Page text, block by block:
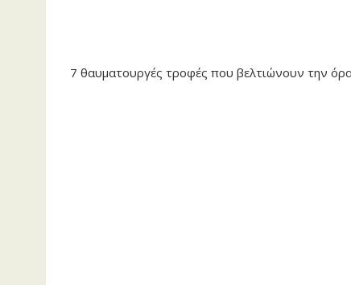
7 θαυματουργές τροφές που βελτιώνουν την